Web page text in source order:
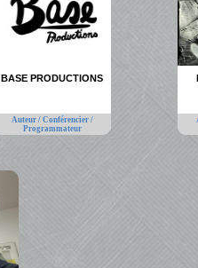
BASE PRODUCTIONS
Auteur / Conférencier /
Programmateur